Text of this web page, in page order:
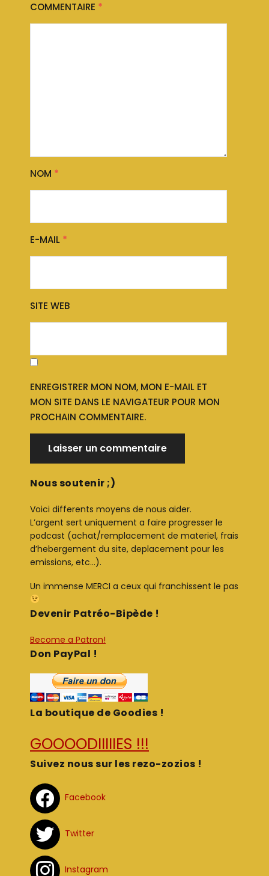
COMMENTAIRE *
NOM *
E-MAIL *
SITE WEB
ENREGISTRER MON NOM, MON E-MAIL ET
MON SITE DANS LE NAVIGATEUR POUR MON
PROCHAIN COMMENTAIRE.
Nous soutenir ;)
Voici differents moyens de nous aider.
L’argent sert uniquement a faire progresser le
podcast (achat/remplacement de materiel, frais
d’hebergement du site, deplacement pour les
emissions, etc…).
Un immense MERCI a ceux qui franchissent le pas
Devenir Patréo-Bipède !
Become a Patron!
Don PayPal !
La boutique de Goodies !
GOOOODIIIIIES !!!
Suivez nous sur les rezo-zozios !
Facebook
Twitter
Instagram